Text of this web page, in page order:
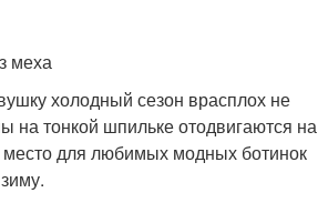
меха
холодный сезон врасплох не
на тонкой шпильке отодвигаются на
место для любимых модных ботинок